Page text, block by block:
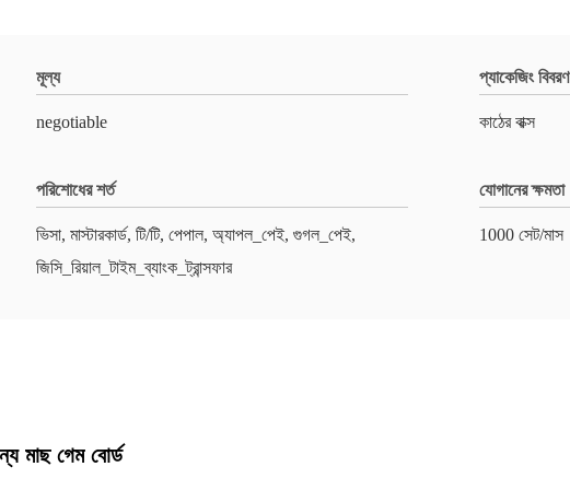
মূল্য
negotiable
প্যাকেজিং বিবরণ
কাঠের বাক্স
পরিশোধের শর্ত
ভিসা, মাস্টারকার্ড, টি/টি, পেপাল, অ্যাপল_পেই, গুগল_পেই,
জিসি_রিয়াল_টাইম_ব্যাংক_ট্রান্সফার
যোগানের ক্ষমতা
1000 সেট/মাস
মাছ গেম বোর্ড